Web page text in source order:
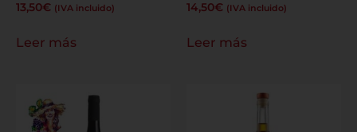
13,50€ (IVA incluido)
Leer más
14,50€ (IVA incluido)
Leer más